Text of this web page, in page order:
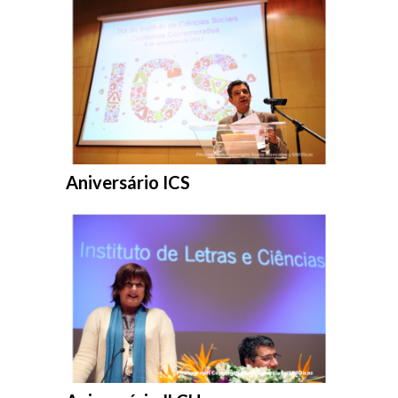
Entrar na pasta:
Aniversário ICS